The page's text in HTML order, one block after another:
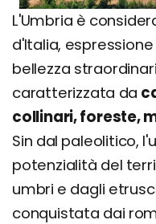
L'Umbria è
d'Italia,
bellezza
caratterizzata da
collinari, foreste,
Sin dal paleolitico,
potenzialità del
umbri e dagli
conquistata dai